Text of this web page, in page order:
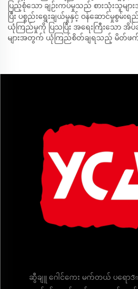
ပြည့်စုံသော ချဉ်းကပ်မှုသည် စားသုံးသူမျာ
ပြီး ပစ္စည်းရွေးချယ်မှုနှင့် ဝန်ဆောင်မှုစွမ်း
ယုံကြည်မှုကို ပြသပြီး အရေးကြီးသော အိပ်ခ
များအတွက် ယုံကြည်စိတ်ချရသည့် မိတ်ဖက်မ
ဆွီချူ ဂေါင်ကေး မက်တယ် ပရောဒั